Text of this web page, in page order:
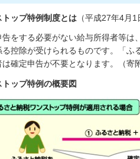
トップ特例制度とは （平成27年4月1
告をする必要がない給与所得者等は
る控除が受けられるものです。「ふ
は確定申告が不要となります。（寄
トップ特例の概要図